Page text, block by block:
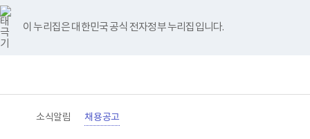
바
로
가
기
메
이 누리집은 대한민국 공식 전자정부 누리집입니다.
너
비
767px
이
하
영
검
메
홈
소식알림 채용공고
유
튜
브
블
로
그
인
스
타
그
램
페
이
스
북